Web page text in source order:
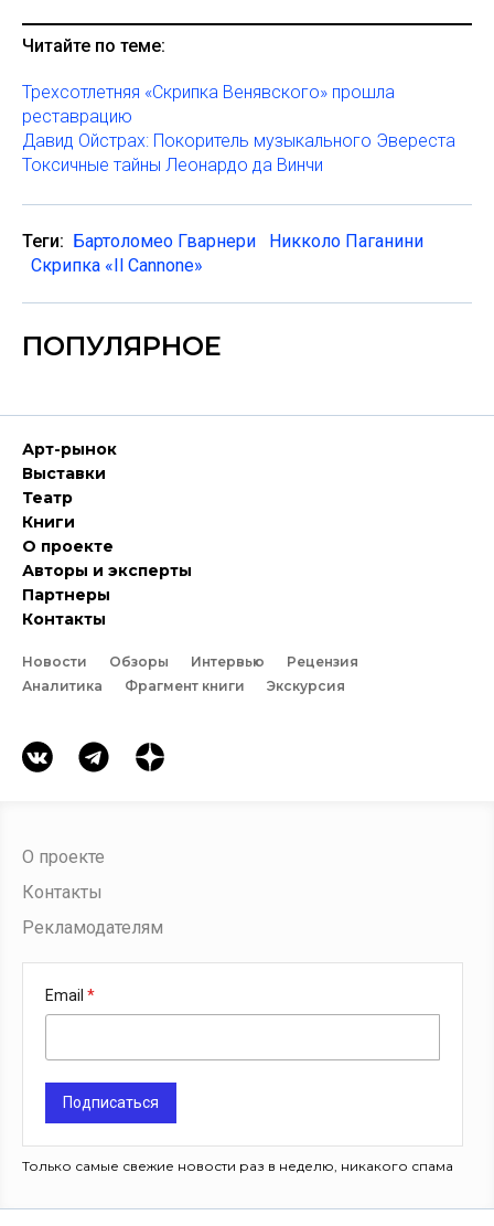
Читайте по теме:
Трехсотлетняя «Скрипка Венявского» прошла
реставрацию
Давид Ойстрах: Покоритель музыкального Эвереста
Токсичные тайны Леонардо да Винчи
Теги: Бартоломео Гварнери
Никколо Паганини
Скрипка «Il Cannone»
ПОПУЛЯРНОЕ
Арт-рынок
Выставки
Театр
Книги
О проекте
Авторы и эксперты
Партнеры
Контакты
Новости Обзоры Интервью
Рецензия
Аналитика
Фрагмент книги Экскурсия
О проекте
Контакты
Рекламодателям
Email
Подписаться
Только самые свежие новости раз в неделю, никакого спама